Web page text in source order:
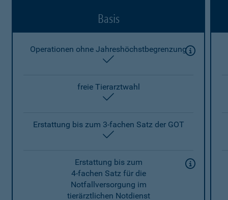
Basis
Operationen ohne Jahreshöchstbegrenzung
freie Tierarztwahl
Erstattung bis zum 3-fachen Satz der GOT
Erstattung bis zum
4-fachen Satz für die
Notfallversorgung im
tierärztlichen Notdienst